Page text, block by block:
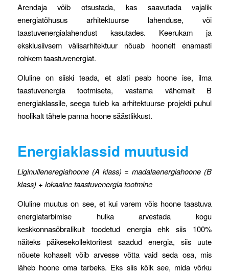
Arendaja võib otsustada, kas saavutada vajalik
energiatõhusus arhitektuurse lahenduse, või
taastuvenergialahendust kasutades. Keerukam ja
eksklusiivsem välisarhitektuur nõuab hoonelt enamasti
rohkem taastuvenergiat.
Oluline on siiski teada, et alati peab hoone ise, ilma
taastuvenergia tootmiseta, vastama vähemalt B
energiaklassile, seega tuleb ka arhitektuurse projekti puhul
hoolikalt tähele panna hoone säästlikkust.
Energiaklassid muutusid
Liginulleneregiahoone (A klass) = madalaenergiahoone (B
klass) + lokaalne taastuvenergia tootmine
Oluline muutus on see, et kui varem võis hoone taastuva
energiatarbimise hulka arvestada kogu
keskkonnasõbralikult toodetud energia ehk siis 100%
näiteks päikesekollektoritest saadud energia, siis uute
nõuete kohaselt võib arvesse võtta vaid seda osa, mis
läheb hoone oma tarbeks. Eks siis kõik see, mida võrku